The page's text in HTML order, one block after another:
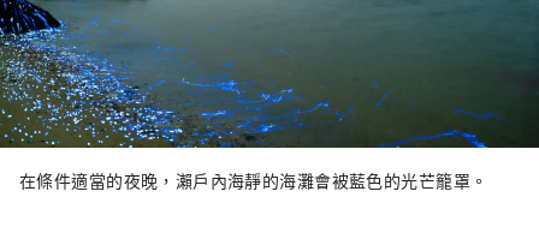
在條件適當的夜晚，瀨戶內海靜的海灘會被藍色的光芒籠罩。